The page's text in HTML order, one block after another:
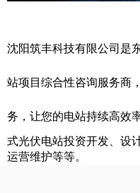
沈阳筑丰科技有限公司是
站项目综合性咨询服务商
务， 让您的电站持续高效
式光伏电站投资开发、设
运营维护等等。